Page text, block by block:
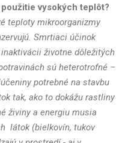
vysokých teplôt?
teploty mikroorganizmy
Smrtiaci účinok
životne dôležitých
sú heterotrofné –
potrebné na stavbu
tak, ako to dokážu rastliny
živiny a energiu musia
látok (bielkovín, tukov